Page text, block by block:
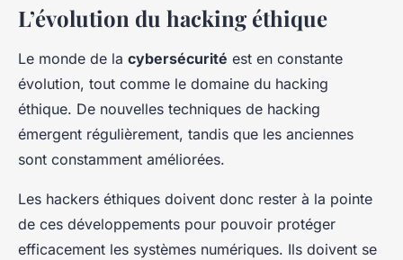
L’évolution du hacking éthique
Le monde de la cybersécurité est en constante
évolution, tout comme le domaine du hacking
éthique. De nouvelles techniques de hacking
émergent régulièrement, tandis que les anciennes
sont constamment améliorées.
Les hackers éthiques doivent donc rester à la pointe
de ces développements pour pouvoir protéger
efficacement les systèmes numériques. Ils doivent se